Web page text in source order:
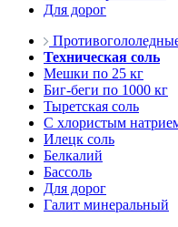
Для дорог
Техническая соль
Мешки по 25 кг
Биг-беги по 1000 кг
Тыретская соль
С хлористым
Илецк соль
Белкалий
Бассоль
Для дорог
Галит минеральный